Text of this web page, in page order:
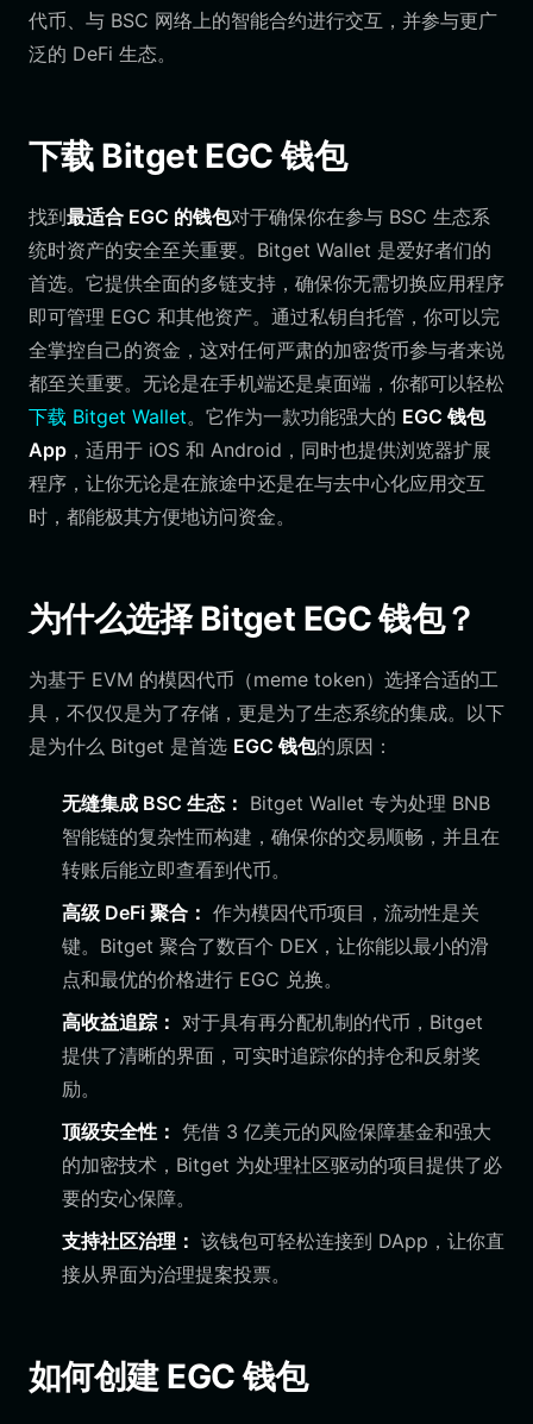
代币、与 BSC 网络上的智能合约进行交互，并参与更广
泛的 DeFi 生态。
下载 Bitget EGC 钱包
找到最适合 EGC 的钱包对于确保你在参与 BSC 生态系
统时资产的安全至关重要。Bitget Wallet 是爱好者们的
首选。它提供全面的多链支持，确保你无需切换应用程序
即可管理 EGC 和其他资产。通过私钥自托管，你可以完
全掌控自己的资金，这对任何严肃的加密货币参与者来说
都至关重要。无论是在手机端还是桌面端，你都可以轻松
下载 Bitget Wallet。它作为一款功能强大的 EGC 钱包
App ，适用于 iOS 和 Android，同时也提供浏览器扩展
程序，让你无论是在旅途中还是在与去中心化应用交互
时，都能极其方便地访问资金。
为什么选择 Bitget EGC 钱包？
为基于 EVM 的模因代币（meme token）选择合适的工
具，不仅仅是为了存储，更是为了生态系统的集成。以下
是为什么 Bitget 是首选 EGC 钱包的原因：
无缝集成 BSC 生态： Bitget Wallet 专为处理 BNB
智能链的复杂性而构建，确保你的交易顺畅，并且在
转账后能立即查看到代币。
高级 DeFi 聚合： 作为模因代币项目，流动性是关
键。Bitget 聚合了数百个 DEX，让你能以最小的滑
点和最优的价格进行 EGC 兑换。
高收益追踪： 对于具有再分配机制的代币，Bitget
提供了清晰的界面，可实时追踪你的持仓和反射奖
励。
顶级安全性： 凭借 3 亿美元的风险保障基金和强大
的加密技术，Bitget 为处理社区驱动的项目提供了必
要的安心保障。
支持社区治理： 该钱包可轻松连接到 DApp，让你直
接从界面为治理提案投票。
如何创建 EGC 钱包